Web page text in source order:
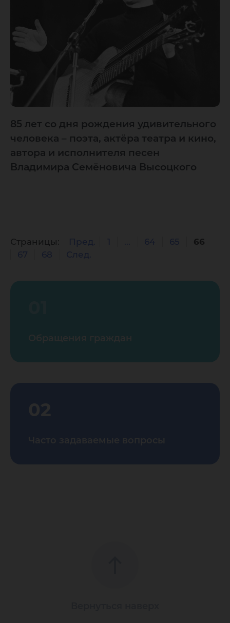
85 лет со дня рождения удивительного
человека – поэта, актёра театра и кино,
автора и исполнителя песен
Владимира Семёновича Высоцкого
Страницы: Пред. 1 64 65
66
67
68 След.